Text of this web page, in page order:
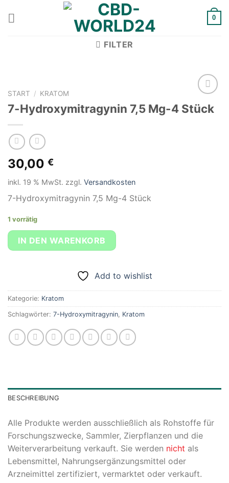
0
FILTER
START / KRATOM
7-Hydroxymitragynin 7,5 Mg-4 Stück
30,00 €
inkl. 19 % MwSt. zzgl. Versandkosten
7-Hydroxymitragynin 7,5 Mg-4 Stück
1 vorrätig
IN DEN WARENKORB
Add to wishlist
Kategorie: Kratom
Schlagwörter: 7-Hydroxymitragynin Kratom
BESCHREIBUNG
Alle Produkte werden ausschließlich als Rohstoffe für
Forschungszwecke, Sammler, Zierpflanzen und die
Weiterverarbeitung verkauft. Sie werden nicht als
Lebensmittel, Nahrungsergänzungsmittel oder
Arzneimittel zertifiziert, vermarktet oder verkauft.